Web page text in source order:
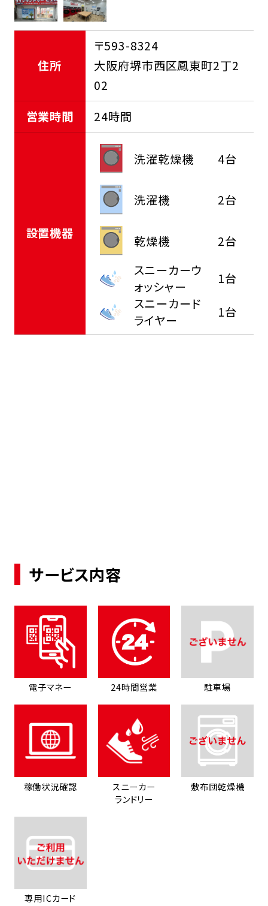
住所
〒593-8324
大阪府堺市西区鳳東町2丁2
02
営業時間
24時間
設置機器
洗濯乾燥機 4台
洗濯機 2台
乾燥機
2台
スニーカーウ
ォッシャー
1台
スニーカード
ライヤー
1台
サービス内容
電子マネー 24時間営業 駐車場
稼働状況確認
スニーカー
ランドリー
敷布団乾燥機
専用ICカード